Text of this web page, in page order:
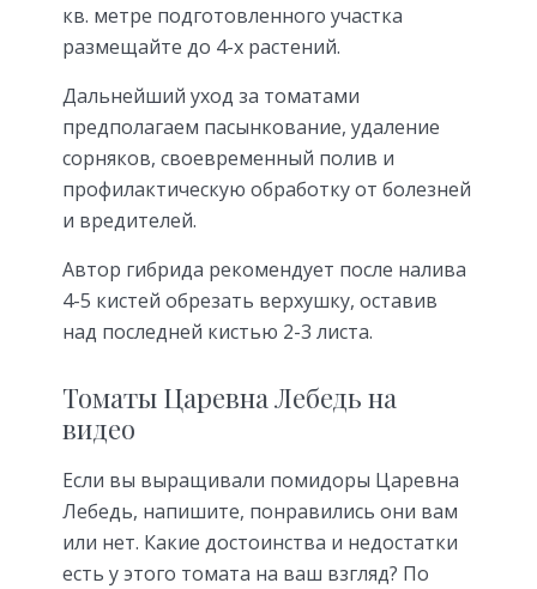
кв. метре подготовленного участка
размещайте до 4-х растений.
Дальнейший уход за томатами
предполагаем пасынкование, удаление
сорняков, своевременный полив и
профилактическую обработку от болезней
и вредителей.
Автор гибрида рекомендует после налива
4-5 кистей обрезать верхушку, оставив
над последней кистью 2-3 листа.
Томаты Царевна Лебедь на
видео
Если вы выращивали помидоры Царевна
Лебедь, напишите, понравились они вам
или нет. Какие достоинства и недостатки
есть у этого томата на ваш взгляд? По